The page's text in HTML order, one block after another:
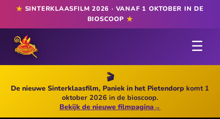
★ SINTERKLAASFILM 2026 · VANAF 1 OKTOBER IN DE
BIOSCOOP ★
☰
🎬
De nieuwe Sinterklaasfilm, Paniek in het Pietendorp komt 1
oktober 2026 in de bioscoop.
Bekijk de nieuwe filmpagina→